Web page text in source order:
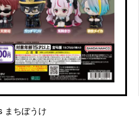
まちぼうけ